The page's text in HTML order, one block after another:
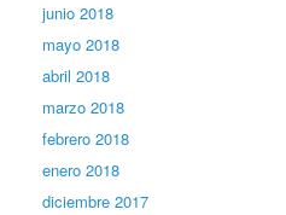
junio 2018
mayo 2018
abril 2018
marzo 2018
febrero 2018
enero 2018
diciembre 2017